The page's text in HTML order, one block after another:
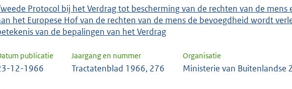
Protocol bij het Verdrag tot bescherming van de rechten van de
het Europese Hof van de rechten van de mens de bevoegdheid wordt
van de bepalingen van het Verdrag
publicatie
12-1966
Jaargang en nummer
Tractatenblad 1966, 276
Organisatie
Ministerie van Buitenlandse